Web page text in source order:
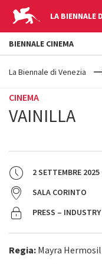
LA BIENNALE
YOUR
ARE
La Biennale di Venezia
CINEMA
VAINILLA
2 SETTEMBRE 2025
SALA CORINTO
PRESS – INDUSTRY
Regia: Mayra
BIENNALE CINEMA